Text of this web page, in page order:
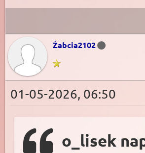
Żabcia2102
01-05-2026, 06:50
o_lisek